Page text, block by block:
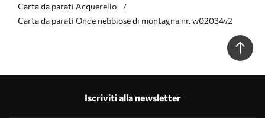
Carta da parati Acquerello
Carta da parati Onde nebbiose di montagna nr. w02034v2
Iscriviti alla newsletter